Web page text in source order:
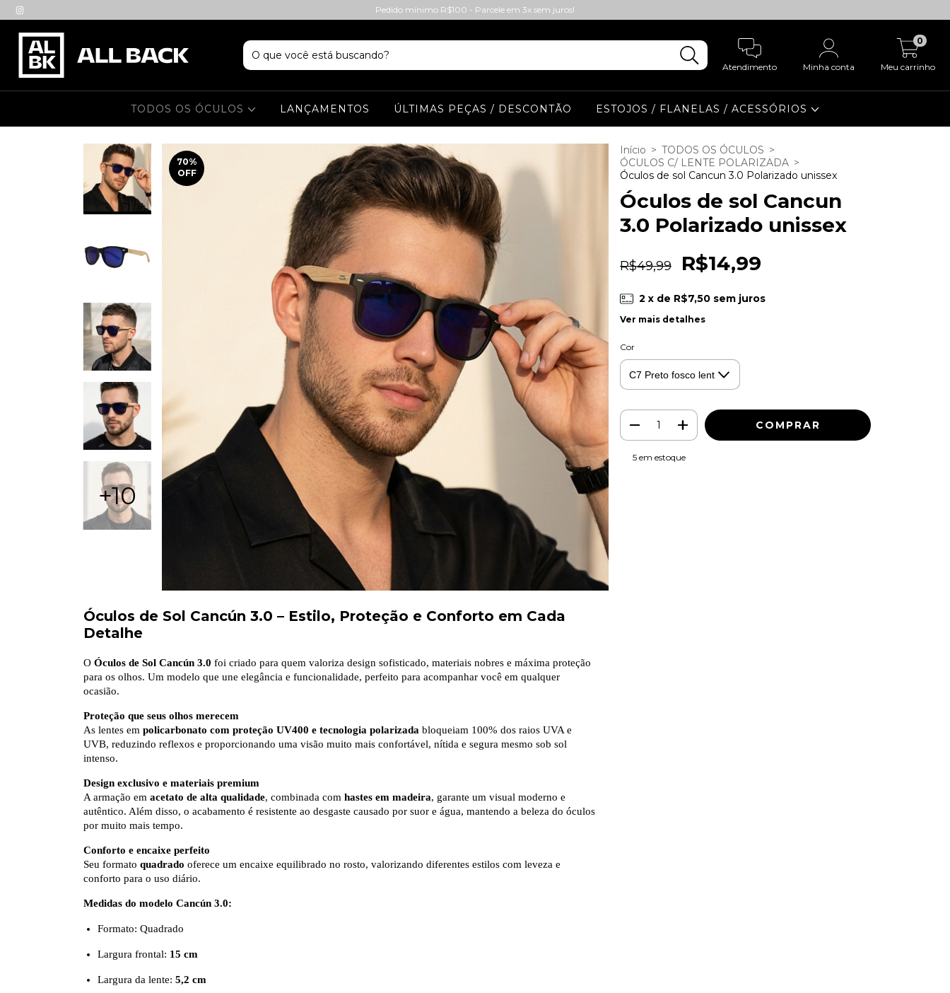
Pedido mínimo R$100 - Parcele em 3x sem juros!
Atendimento Minha conta Meu carrinho
0
TODOS OS ÓCULOS LANÇAMENTOS ÚLTIMAS PEÇAS / DESCONTÃO ESTOJOS / FLANELAS / ACESSÓRIOS
+10
70%
OFF
Óculos de Sol Cancún 3.0 – Estilo, Proteção e Conforto em Cada
Detalhe
O Óculos de Sol Cancún 3.0 foi criado para quem valoriza design sofisticado, materiais nobres e máxima proteção
para os olhos. Um modelo que une elegância e funcionalidade, perfeito para acompanhar você em qualquer
ocasião.
Proteção que seus olhos merecem
As lentes em policarbonato com proteção UV400 e tecnologia polarizada bloqueiam 100% dos raios UVA e
UVB, reduzindo reflexos e proporcionando uma visão muito mais confortável, nítida e segura mesmo sob sol
intenso.
Design exclusivo e materiais premium
A armação em acetato de alta qualidade, combinada com hastes em madeira, garante um visual moderno e
autêntico. Além disso, o acabamento é resistente ao desgaste causado por suor e água, mantendo a beleza do óculos
por muito mais tempo.
Conforto e encaixe perfeito
Seu formato quadrado oferece um encaixe equilibrado no rosto, valorizando diferentes estilos com leveza e
conforto para o uso diário.
Medidas do modelo Cancún 3.0:
Formato: Quadrado
Largura frontal: 15 cm
Largura da lente: 5,2 cm
Início > TODOS OS ÓCULOS >
ÓCULOS C/ LENTE POLARIZADA >
Óculos de sol Cancun 3.0 Polarizado unissex
Óculos de sol Cancun
3.0 Polarizado unissex
R$49,99 R$14,99
2 x de R$7,50 sem juros
Ver mais detalhes
Cor
5em estoque